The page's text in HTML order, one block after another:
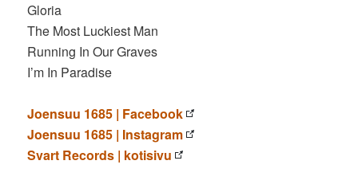
Gloria
The Most Luckiest Man
Running In Our Graves
I’m In Paradise
Joensuu 1685 | Facebook
Joensuu 1685 | Instagram
Svart Records | kotisivu